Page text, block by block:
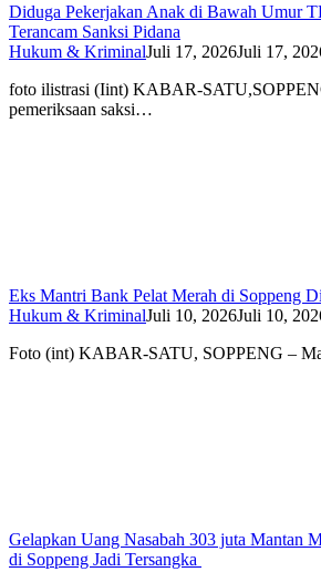
Diduga Pekerjakan Anak di Bawah Umur
Terancam Sanksi Pidana
Hukum & KriminalJuli 17, 2026Juli 17,
foto ilistrasi (Iint) KABAR-
pemeriksaan saksi…
Eks Mantri Bank Pelat Merah di Soppeng
Hukum & KriminalJuli 10, 2026Juli 10,
Foto (int) KABAR-SATU, SOPPENG –
Gelapkan Uang Nasabah 303 juta Mantan
di Soppeng Jadi Tersangka